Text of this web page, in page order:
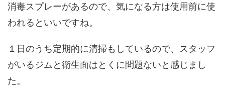
消毒スプレーがあるので、気になる方は使用前に使
われるといいですね。
１日のうち定期的に清掃もしているので、スタッフ
がいるジムと衛生面はとくに問題ないと感じまし
た。